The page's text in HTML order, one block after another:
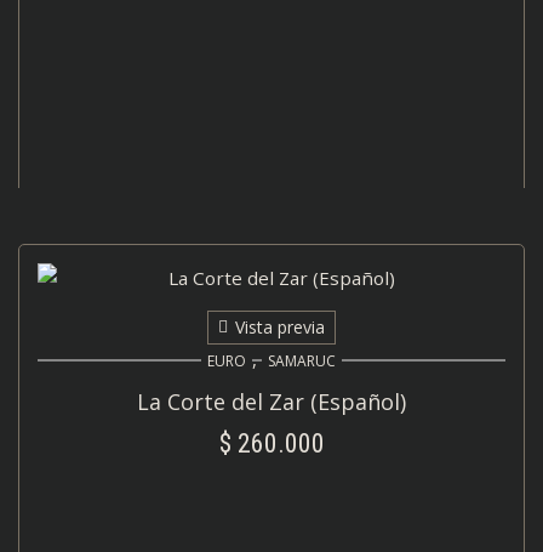
Vista previa
EURO , SAMARUC
La Corte del Zar (Español)
$ 260.000